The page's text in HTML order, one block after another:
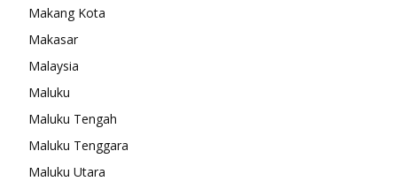
Makang Kota
Makasar
Malaysia
Maluku
Maluku Tengah
Maluku Tenggara
Maluku Utara